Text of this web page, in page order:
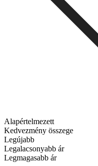
Alapértelmezett
Kedvezmény összege
Legújabb
Legalacsonyabb ár
Legmagasabb ár